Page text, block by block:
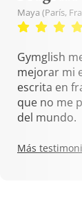
Maya (París,
Gymglish
mejorar mi
escrita en
que no me
del mundo.
Más